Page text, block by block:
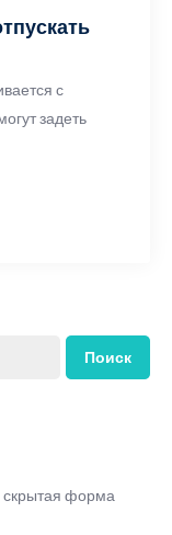
с
задеть
Поиск
скрытая форма